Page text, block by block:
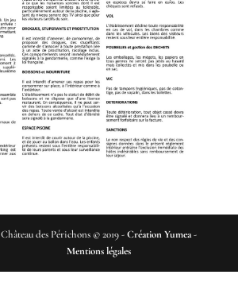
Château des Périchons © 2019 -Création Yumea-
Mentions légales